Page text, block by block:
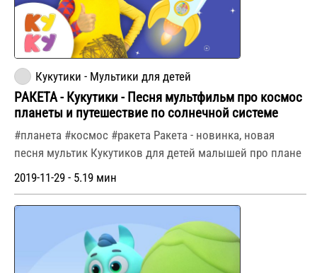
Кукутики - Мультики для детей
РАКЕТА - Кукутики - Песня мультфильм про космос
планеты и путешествие по солнечной системе
#планета #космос #ракета Ракета - новинка, новая
песня мультик Кукутиков для детей малышей про плане
2019-11-29 - 5.19 мин